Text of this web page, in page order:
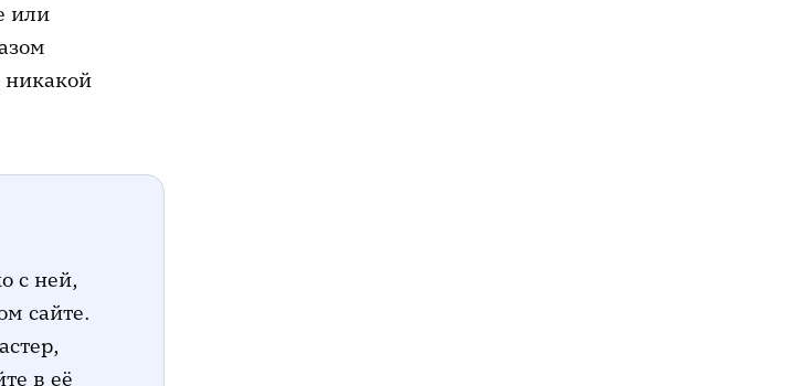
или
никакой
с ней,
сайте.
в её